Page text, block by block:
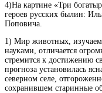
4)На картине «Три
героев русских былин:
Поповича.
1) Мир животных,
науками, отличается
стремится к достижению
прогноза установилась
северном селе,
сохранившем старинные